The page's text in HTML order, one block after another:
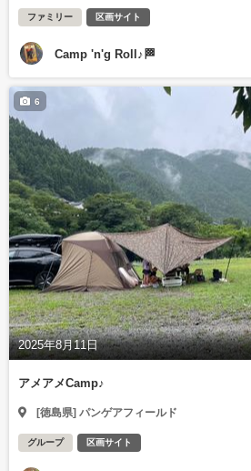
ファミリー 区画サイト
Camp 'n'g Roll♪🏁
2025年8月11日
6
アメアメCamp♪
[徳島県] パンゲアフィールド
グループ 区画サイト